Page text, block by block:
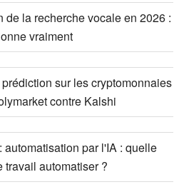
de la recherche vocale en 2026 :
vraiment
sur les cryptomonnaies
contre Kalshi
automatisation par l'IA : quelle
travail automatiser ?